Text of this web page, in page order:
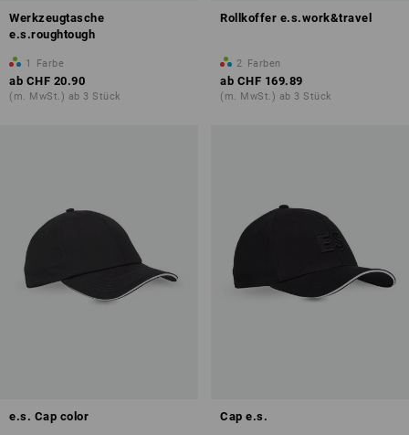
Werkzeugtasche
e.s.roughtough
1 Farbe
ab CHF 20.90
(m. MwSt.) ab 3 Stück
Rollkoffer e.s.work&travel
2 Farben
ab CHF 169.89
(m. MwSt.) ab 3 Stück
e.s. Cap color Cap e.s.